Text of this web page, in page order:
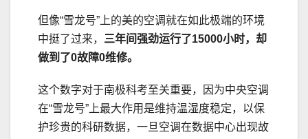
但像“雪龙号”上的美的空调就在如此极端的环境
中挺了过来， 三年间强劲运行了15000小时，却
做到了0故障0维修。
这个数字对于南极科考至关重要，因为中央空调
在“雪龙号”上最大作用是维持温湿度稳定，以保
护珍贵的科研数据，一旦空调在数据中心出现故